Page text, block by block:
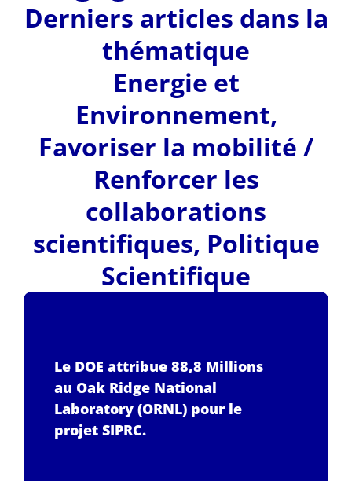
Derniers articles dans la
thématique
Energie et
Environnement,
Favoriser la mobilité /
Renforcer les
collaborations
scientifiques, Politique
Scientifique
Le DOE attribue 88,8 Millions
au Oak Ridge National
Laboratory (ORNL) pour le
projet SIPRC.